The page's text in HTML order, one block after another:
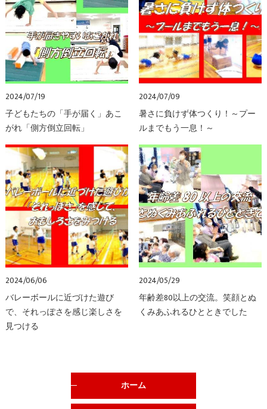
2024/07/19
子どもたちの「手が届く」あこ
がれ「側方倒立回転」
2024/07/09
暑さに負けず体つくり！～プー
ルまでもう一息！～
2024/06/06
バレーボールに近づけた遊び
で、それっぽさを感じ楽しさを
見つける
2024/05/29
年齢差80以上の交流。笑顔とぬ
くみあふれるひとときでした
ホーム